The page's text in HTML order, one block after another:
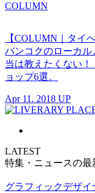
COLUMN
【COLUMN｜タイ
バンコクのローカ
当は教えたくない
ョップ6選。
Apr 11. 2018 UP
LATEST
特集・ニュースの最
グラフィックデザ